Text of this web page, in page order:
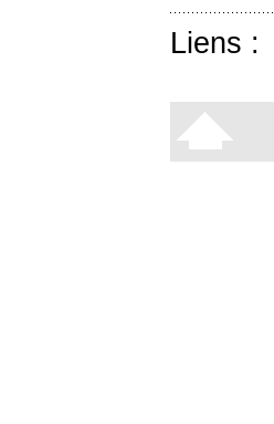
Liens :